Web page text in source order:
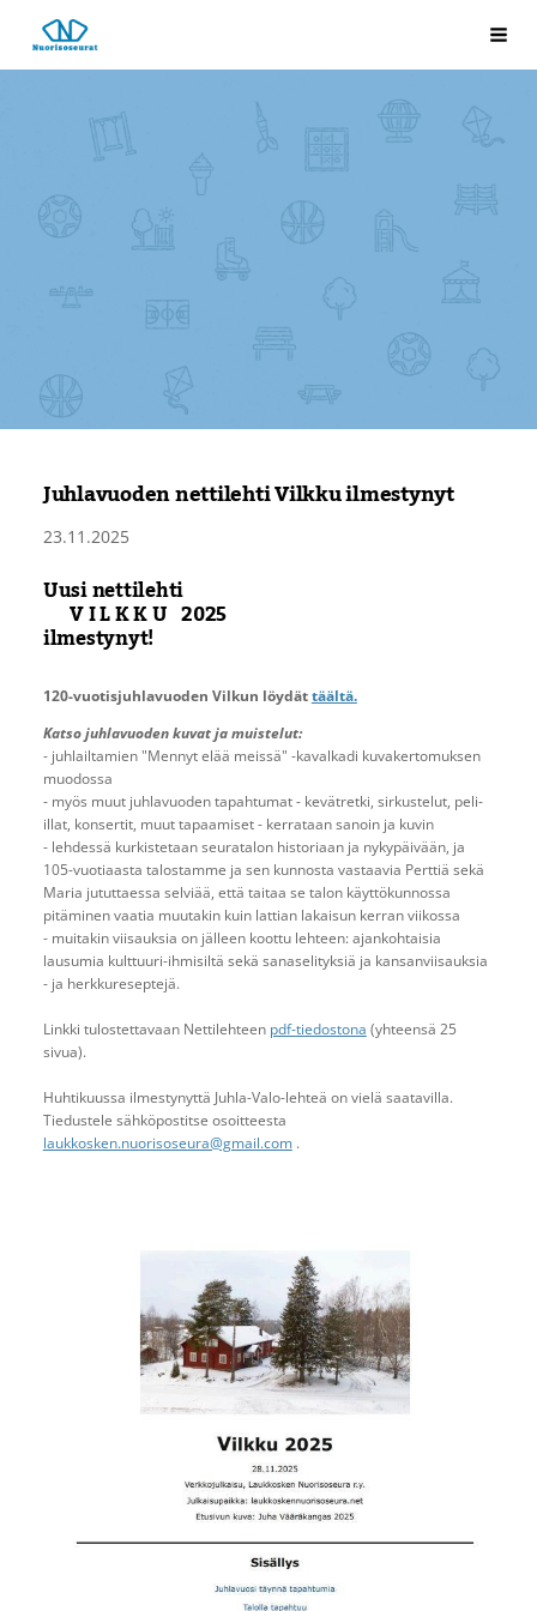
Siirry
sivun
sisältöön
Laukkosken nuorisoseura
Juhlavuoden nettilehti Vilkku ilmestynyt
23.11.2025
Uusi nettilehti
V I L K K U 2025
ilmestynyt!
120-vuotisjuhlavuoden Vilkun löydättäältä.
Katso juhlavuoden kuvat ja muistelut:
- juhlailtamien "Mennyt elää meissä" -kavalkadi kuvakertomuksen
muodossa
- myös muut juhlavuoden tapahtumat - kevätretki, sirkustelut, peli-
illat, konsertit, muut tapaamiset - kerrataan sanoin ja kuvin
- lehdessä kurkistetaan seuratalon historiaan ja nykypäivään, ja
105-vuotiaasta talostamme ja sen kunnosta vastaavia Perttiä sekä
Maria jututtaessa selviää, että taitaa se talon käyttökunnossa
pitäminen vaatia muutakin kuin lattian lakaisun kerran viikossa
- muitakin viisauksia on jälleen koottu lehteen: ajankohtaisia
lausumia kulttuuri-ihmisiltä sekä sanaselityksiä ja kansanviisauksia
- ja herkkureseptejä.
Linkki tulostettavaan Nettilehteen pdf-tiedostona (yhteensä 25
sivua).
Huhtikuussa ilmestynyttä Juhla-Valo-lehteä on vielä saatavilla.
Tiedustele sähköpostitse osoitteesta
laukkosken.nuorisoseura@gmail.com.